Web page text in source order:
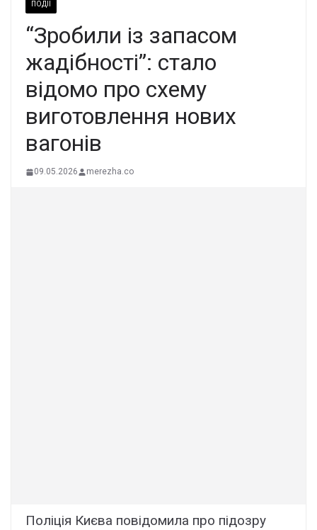
ПОДІЇ
“Зробили із запасом
жадібності”: стало
відомо про схему
виготовлення нових
вагонів
09.05.2026 merezha.co
Поліція Києва повідомила про підозру